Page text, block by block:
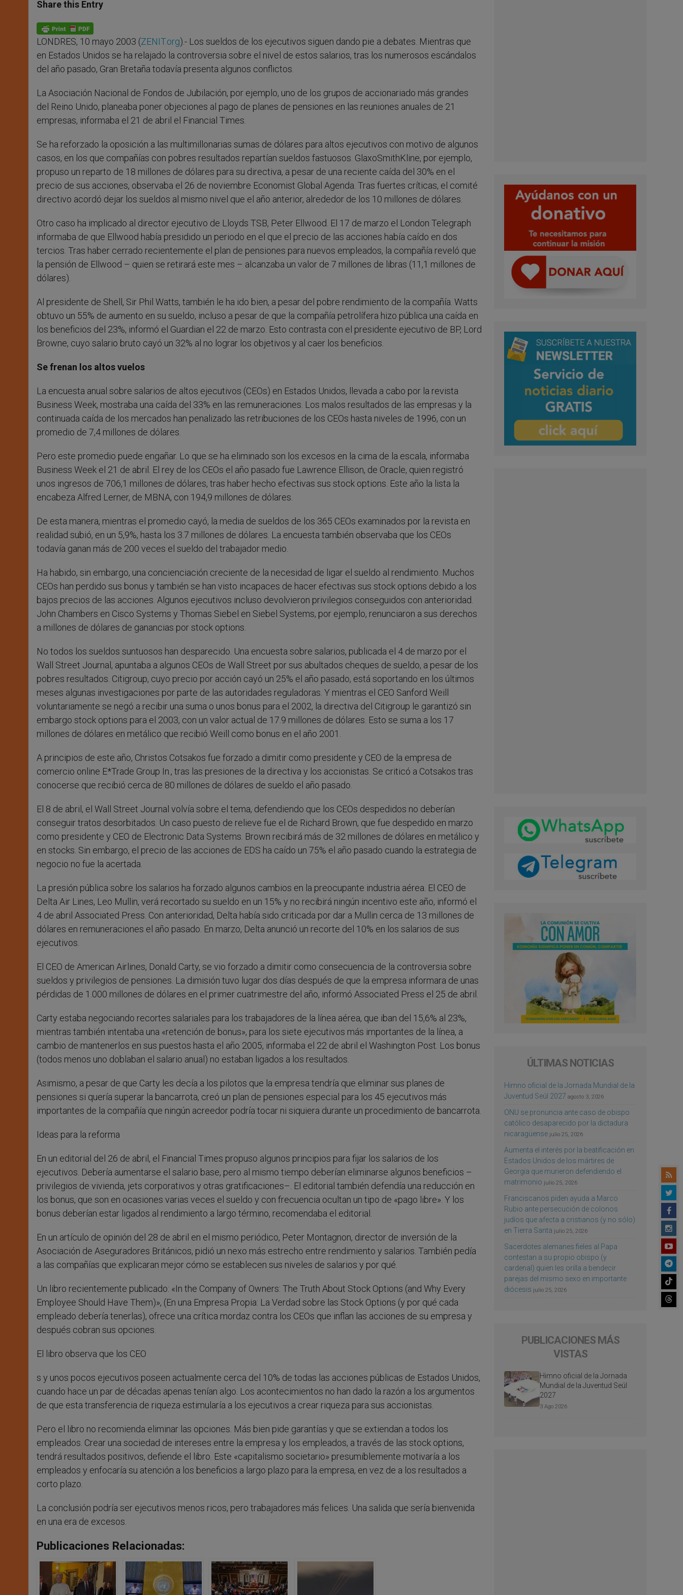
s
p
p
e
g
e
r
b
o
k
Share this Entry
LONDRES, 10 mayo 2003 (ZENIT.org).- Los sueldos de los ejecutivos siguen dando pie a debates. Mientras que
en Estados Unidos se ha relajado la controversia sobre el nivel de estos salarios, tras los numerosos escándalos
del año pasado, Gran Bretaña todavía presenta algunos conflictos.
La Asociación Nacional de Fondos de Jubilación, por ejemplo, uno de los grupos de accionariado más grandes
del Reino Unido, planeaba poner objeciones al pago de planes de pensiones en las reuniones anuales de 21
empresas, informaba el 21 de abril el Financial Times.
Se ha reforzado la oposición a las multimillonarias sumas de dólares para altos ejecutivos con motivo de algunos
casos, en los que compañías con pobres resultados repartían sueldos fastuosos. GlaxoSmithKline, por ejemplo,
propuso un reparto de 18 millones de dólares para su directiva, a pesar de una reciente caída del 30% en el
precio de sus acciones, observaba el 26 de noviembre Economist Global Agenda. Tras fuertes críticas, el comité
directivo acordó dejar los sueldos al mismo nivel que el año anterior, alrededor de los 10 millones de dólares.
Otro caso ha implicado al director ejecutivo de Lloyds TSB, Peter Ellwood. El 17 de marzo el London Telegraph
informaba de que Ellwood había presidido un periodo en el que el precio de las acciones había caído en dos
tercios. Tras haber cerrado recientemente el plan de pensiones para nuevos empleados, la compañía reveló que
la pensión de Ellwood – quien se retirará este mes – alcanzaba un valor de 7 millones de libras (11,1 millones de
dólares).
Al presidente de Shell, Sir Phil Watts, también le ha ido bien, a pesar del pobre rendimiento de la compañía. Watts
obtuvo un 55% de aumento en su sueldo, incluso a pesar de que la compañía petrolífera hizo pública una caída en
los beneficios del 23%, informó el Guardian el 22 de marzo. Esto contrasta con el presidente ejecutivo de BP, Lord
Browne, cuyo salario bruto cayó un 32% al no lograr los objetivos y al caer los beneficios.
Se frenan los altos vuelos
La encuesta anual sobre salarios de altos ejecutivos (CEOs) en Estados Unidos, llevada a cabo por la revista
Business Week, mostraba una caída del 33% en las remuneraciones. Los malos resultados de las empresas y la
continuada caída de los mercados han penalizado las retribuciones de los CEOs hasta niveles de 1996, con un
promedio de 7,4 millones de dólares.
Pero este promedio puede engañar. Lo que se ha eliminado son los excesos en la cima de la escala, informaba
Business Week el 21 de abril. El rey de los CEOs el año pasado fue Lawrence Ellison, de Oracle, quien registró
unos ingresos de 706,1 millones de dólares, tras haber hecho efectivas sus stock options. Este año la lista la
encabeza Alfred Lerner, de MBNA, con 194,9 millones de dólares.
De esta manera, mientras el promedio cayó, la media de sueldos de los 365 CEOs examinados por la revista en
realidad subió, en un 5,9%, hasta los 3.7 millones de dólares. La encuesta también observaba que los CEOs
todavía ganan más de 200 veces el sueldo del trabajador medio.
Ha habido, sin embargo, una concienciación creciente de la necesidad de ligar el sueldo al rendimiento. Muchos
CEOs han perdido sus bonus y también se han visto incapaces de hacer efectivas sus stock options debido a los
bajos precios de las acciones. Algunos ejecutivos incluso devolvieron privilegios conseguidos con anterioridad.
John Chambers en Cisco Systems y Thomas Siebel en Siebel Systems, por ejemplo, renunciaron a sus derechos
a millones de dólares de ganancias por stock options.
No todos los sueldos suntuosos han desparecido. Una encuesta sobre salarios, publicada el 4 de marzo por el
Wall Street Journal, apuntaba a algunos CEOs de Wall Street por sus abultados cheques de sueldo, a pesar de los
pobres resultados. Citigroup, cuyo precio por acción cayó un 25% el año pasado, está soportando en los últimos
meses algunas investigaciones por parte de las autoridades reguladoras. Y mientras el CEO Sanford Weill
voluntariamente se negó a recibir una suma o unos bonus para el 2002, la directiva del Citigroup le garantizó sin
embargo stock options para el 2003, con un valor actual de 17.9 millones de dólares. Esto se suma a los 17
millones de dólares en metálico que recibió Weill como bonus en el año 2001.
A principios de este año, Christos Cotsakos fue forzado a dimitir como presidente y CEO de la empresa de
comercio online E*Trade Group In., tras las presiones de la directiva y los accionistas. Se criticó a Cotsakos tras
conocerse que recibió cerca de 80 millones de dólares de sueldo el año pasado.
El 8 de abril, el Wall Street Journal volvía sobre el tema, defendiendo que los CEOs despedidos no deberían
conseguir tratos desorbitados. Un caso puesto de relieve fue el de Richard Brown, que fue despedido en marzo
como presidente y CEO de Electronic Data Systems. Brown recibirá más de 32 millones de dólares en metálico y
en stocks. Sin embargo, el precio de las acciones de EDS ha caído un 75% el año pasado cuando la estrategia de
negocio no fue la acertada.
La presión pública sobre los salarios ha forzado algunos cambios en la preocupante industria aérea. El CEO de
Delta Air Lines, Leo Mullin, verá recortado su sueldo en un 15% y no recibirá ningún incentivo este año, informó el
4 de abril Associated Press. Con anterioridad, Delta había sido criticada por dar a Mullin cerca de 13 millones de
dólares en remuneraciones el año pasado. En marzo, Delta anunció un recorte del 10% en los salarios de sus
ejecutivos.
El CEO de American Airlines, Donald Carty, se vio forzado a dimitir como consecuencia de la controversia sobre
sueldos y privilegios de pensiones. La dimisión tuvo lugar dos días después de que la empresa informara de unas
pérdidas de 1.000 millones de dólares en el primer cuatrimestre del año, informó Associated Press el 25 de abril.
Carty estaba negociando recortes salariales para los trabajadores de la línea aérea, que iban del 15,6% al 23%,
mientras también intentaba una «retención de bonus», para los siete ejecutivos más importantes de la línea, a
cambio de mantenerlos en sus puestos hasta el año 2005, informaba el 22 de abril el Washington Post. Los bonus
(todos menos uno doblaban el salario anual) no estaban ligados a los resultados.
Asimismo, a pesar de que Carty les decía a los pilotos que la empresa tendría que eliminar sus planes de
pensiones si quería superar la bancarrota, creó un plan de pensiones especial para los 45 ejecutivos más
importantes de la compañía que ningún acreedor podría tocar ni siquiera durante un procedimiento de bancarrota.
Ideas para la reforma
En un editorial del 26 de abril, el Financial Times propuso algunos principios para fijar los salarios de los
ejecutivos. Debería aumentarse el salario base, pero al mismo tiempo deberían eliminarse algunos beneficios –
privilegios de vivienda, jets corporativos y otras gratificaciones–. El editorial también defendía una reducción en
los bonus, que son en ocasiones varias veces el sueldo y con frecuencia ocultan un tipo de «pago libre». Y los
bonus deberían estar ligados al rendimiento a largo término, recomendaba el editorial.
En un artículo de opinión del 28 de abril en el mismo periódico, Peter Montagnon, director de inversión de la
Asociación de Aseguradores Británicos, pidió un nexo más estrecho entre rendimiento y salarios. También pedía
a las compañías que explicaran mejor cómo se establecen sus niveles de salarios y por qué.
Un libro recientemente publicado: «In the Company of Owners: The Truth About Stock Options (and Why Every
Employee Should Have Them)», (En una Empresa Propia: La Verdad sobre las Stock Options (y por qué cada
empleado debería tenerlas), ofrece una crítica mordaz contra los CEOs que inflan las acciones de su empresa y
después cobran sus opciones.
El libro observa que los CEO
s y unos pocos ejecutivos poseen actualmente cerca del 10% de todas las acciones públicas de Estados Unidos,
cuando hace un par de décadas apenas tenían algo. Los acontecimientos no han dado la razón a los argumentos
de que esta transferencia de riqueza estimularía a los ejecutivos a crear riqueza para sus accionistas.
Pero el libro no recomienda eliminar las opciones. Más bien pide garantías y que se extiendan a todos los
empleados. Crear una sociedad de intereses entre la empresa y los empleados, a través de las stock options,
tendrá resultados positivos, defiende el libro. Este «capitalismo societario» presumiblemente motivaría a los
empleados y enfocaría su atención a los beneficios a largo plazo para la empresa, en vez de a los resultados a
corto plazo.
La conclusión podría ser ejecutivos menos ricos, pero trabajadores más felices. Una salida que sería bienvenida
en una era de excesos.
Publicaciones Relacionadas:
ÚLTIMAS NOTICIAS
Himno oficial de la Jornada Mundial de la
Juventud Seúl 2027 agosto 3, 2026
ONU se pronuncia ante caso de obispo
católico desaparecido por la dictadura
nicaragüense julio 25, 2026
Aumenta el interés por la beatificación en
Estados Unidos de los mártires de
Georgia que murieron defendiendo el
matrimonio julio 25, 2026
Franciscanos piden ayuda a Marco
Rubio ante persecución de colonos
judíos que afecta a cristianos (y no sólo)
en Tierra Santa julio 25, 2026
Sacerdotes alemanes fieles al Papa
contestan a su propio obispo (y
cardenal) quien les orilla a bendecir
parejas del mismo sexo en importante
diócesis julio 25, 2026
PUBLICACIONES MÁS
VISTAS
Himno oficial de la Jornada
Mundial de la Juventud Seúl
2027
3 Ago 2026